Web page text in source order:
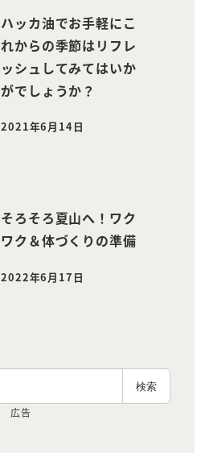
ハッカ油でお手軽にこ
れからの季節はリフレ
ッシュしてみてはいか
がでしょうか？
投稿日
2021年6月14日
そろそろ夏山へ！ワク
ワク＆体づくりの準備
投稿日
2022年6月17日
検索
広告